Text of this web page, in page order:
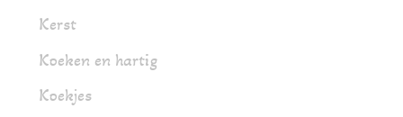
Kerst
Koeken en hartig
Koekjes